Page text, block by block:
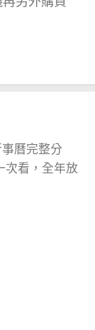
事曆完整分
次看，全年放